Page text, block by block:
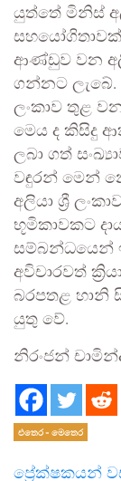
යුත්තේ මිනිස්
ආණ්ඩුව වන අලි
ගන්නට
ලංකාව තුළ
මෙය ද කිසිදු
ලබා ගත්
වඳුරන් මෙන්
අලියා ශ්‍රී
භූමිකාවකට
සම්බන්ධයෙන්
අවිචාරවත්
බරපතළ හානි
යුතු වේ.
නිරංජන්
එතෙර - මෙතෙර
ප්‍රේක්ෂකයන්